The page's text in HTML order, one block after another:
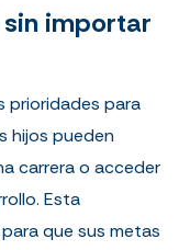
importar
prioridades para
hijos pueden
carrera o acceder
Esta
que sus metas